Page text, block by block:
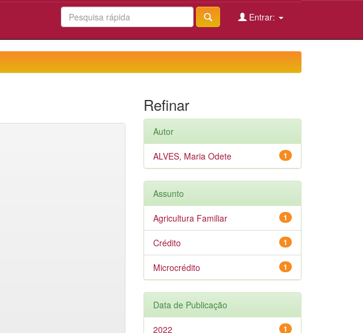
Entrar:
Refinar
Autor
1
ALVES, Maria Odete
Assunto
1
Agricultura Familiar
1
Crédito
1
Microcrédito
Data de Publicação
1
2022